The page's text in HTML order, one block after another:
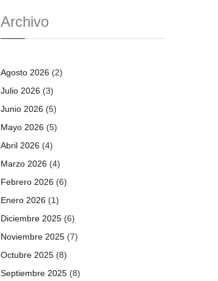
Archivo
Agosto 2026 (2)
Julio 2026 (3)
Junio 2026 (5)
Mayo 2026 (5)
Abril 2026 (4)
Marzo 2026 (4)
Febrero 2026 (6)
Enero 2026 (1)
Diciembre 2025 (6)
Noviembre 2025 (7)
Octubre 2025 (8)
Septiembre 2025 (8)